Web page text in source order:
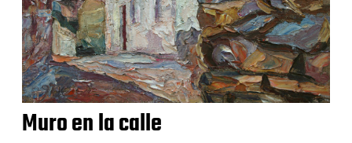
Muro en la calle